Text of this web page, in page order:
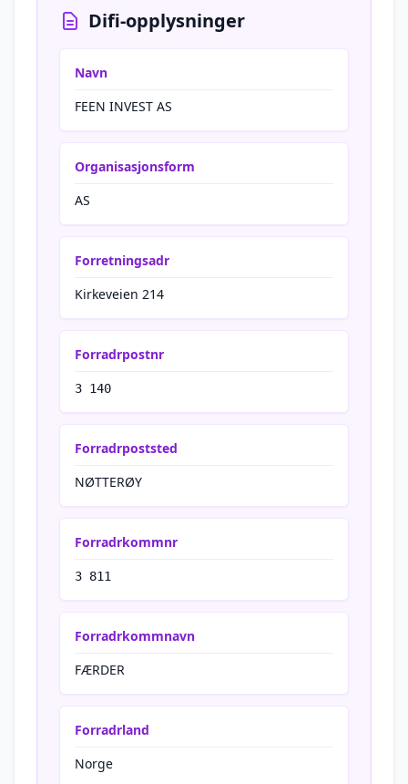
Difi-opplysninger
Navn
FEEN INVEST AS
Organisasjonsform
AS
Forretningsadr
Kirkeveien 214
Forradrpostnr
3 140
Forradrpoststed
NØTTERØY
Forradrkommnr
3 811
Forradrkommnavn
FÆRDER
Forradrland
Norge